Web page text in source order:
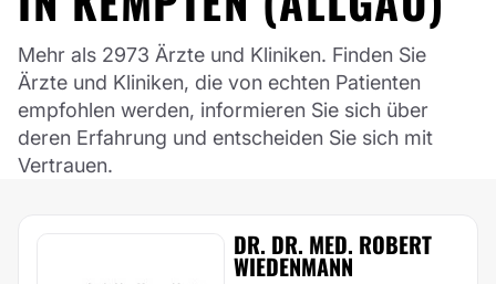
Mehr als 2973 Ärzte und Kliniken. Finden Sie
Ärzte und Kliniken, die von echten Patienten
empfohlen werden, informieren Sie sich über
deren Erfahrung und entscheiden Sie sich mit
Vertrauen.
DR. DR. MED. ROBERT
WIEDENMANN